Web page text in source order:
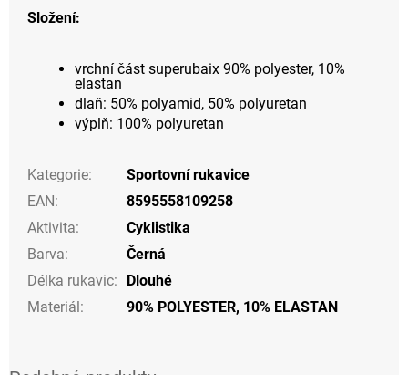
Složení:
vrchní část superubaix 90% polyester, 10%
elastan
dlaň: 50% polyamid, 50% polyuretan
výplň: 100% polyuretan
Kategorie:
Sportovní rukavice
EAN:
8595558109258
Aktivita:
Cyklistika
Barva:
Černá
Délka rukavic:
Dlouhé
Materiál : 90% POLYESTER, 10% ELASTAN